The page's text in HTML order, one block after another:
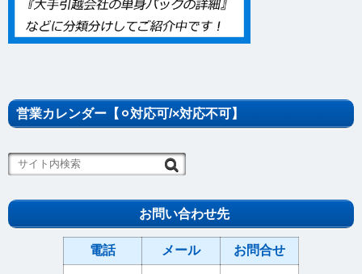
メール